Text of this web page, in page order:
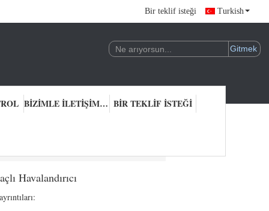
Bir teklif isteği Turkish
BIZIMLE ILETIŞIME GEÇIN BIR TEKLIF ISTEĞI
Havalandırıcı